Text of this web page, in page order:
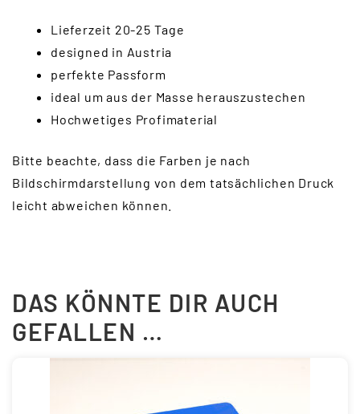
Lieferzeit 20-25 Tage
designed in Austria
perfekte Passform
ideal um aus der Masse herauszustechen
Hochwetiges Profimaterial
Bitte beachte, dass die Farben je nach
Bildschirmdarstellung von dem tatsächlichen Druck
leicht abweichen können.
DAS KÖNNTE DIR AUCH
GEFALLEN …